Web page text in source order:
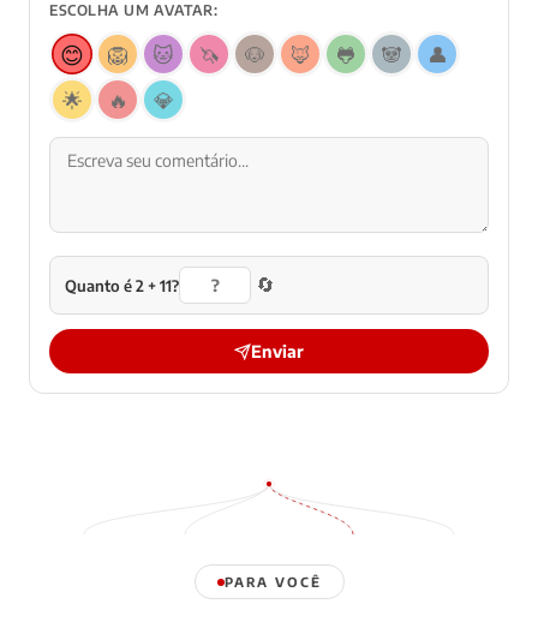
ESCOLHA UM AVATAR:
😊 🦁 🐱 🦄 🐶 🦊 🐸 🐼
👤
🌟
🔥 💎
Quanto é 2 + 11? 🔄
Enviar
PARA VOCÊ